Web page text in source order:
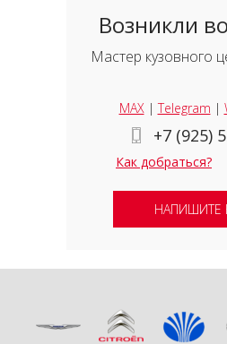
Возникли
Мастер кузовного
MAX |Telegram |
+7 (925)
Как добраться?
НАПИШИТЕ